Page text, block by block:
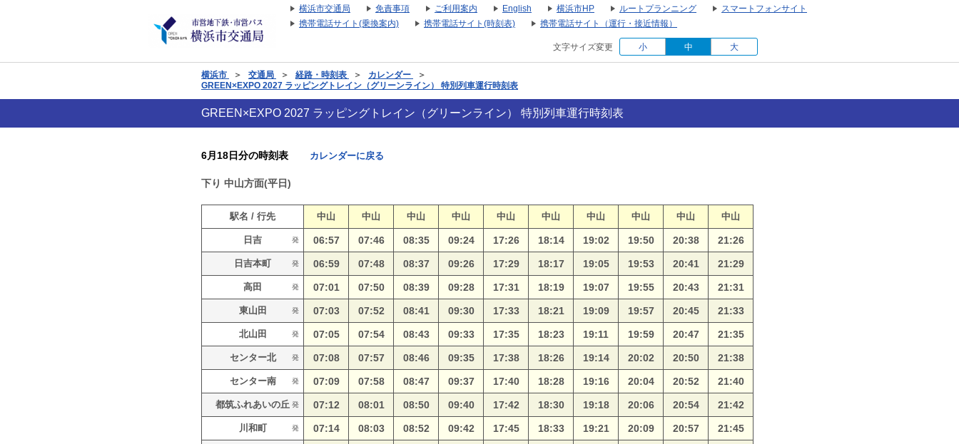
横浜市交通局 免責事項 ご利用案内 English 横浜市HP ルートプランニング
スマートフォンサイト
携帯電話サイト(乗換案内)
携帯電話サイト(時刻表) 携帯電話サイト（運行・接近情報）
横浜市 ＞ 交通局 ＞ 経路・時刻表 ＞ カレンダー
＞
GREEN×EXPO 2027 ラッピングトレイン（グリーンライン） 特別列車運行時刻表
文字サイズ変更 小 中 大
GREEN×EXPO 2027 ラッピングトレイン（グリーンライン） 特別列車運行時刻表
6月18日分の時刻表 カレンダーに戻る
下り 中山方面(平日)
駅名 / 行先 中山 中山 中山 中山 中山 中山 中山 中山 中山 中山
日吉 発 06:57 07:46 08:35 09:24 17:26 18:14 19:02 19:50 20:38 21:26
日吉本町 発 06:59 07:48 08:37 09:26 17:29 18:17 19:05 19:53 20:41 21:29
高田 発 07:01 07:50 08:39 09:28 17:31 18:19 19:07 19:55 20:43 21:31
東山田 発 07:03 07:52 08:41 09:30 17:33 18:21 19:09 19:57 20:45 21:33
北山田 発 07:05 07:54 08:43 09:33 17:35 18:23 19:11 19:59 20:47 21:35
センター北 発 07:08 07:57 08:46 09:35 17:38 18:26 19:14 20:02 20:50 21:38
センター南 発 07:09 07:58 08:47 09:37 17:40 18:28 19:16 20:04 20:52 21:40
都筑ふれあいの丘 発 07:12 08:01 08:50 09:40 17:42 18:30 19:18 20:06 20:54 21:42
川和町 発 07:14 08:03 08:52 09:42 17:45 18:33 19:21 20:09 20:57 21:45